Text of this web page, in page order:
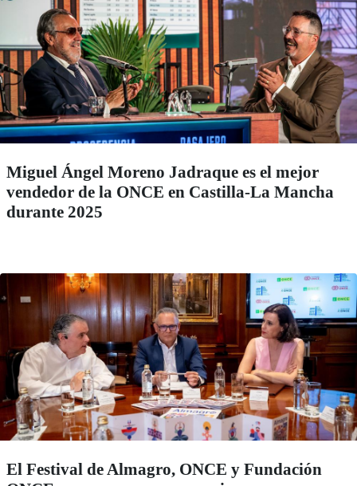
Miguel Ángel Moreno Jadraque es el mejor
vendedor de la ONCE en Castilla-La Mancha
durante 2025
El Festival de Almagro, ONCE y Fundación